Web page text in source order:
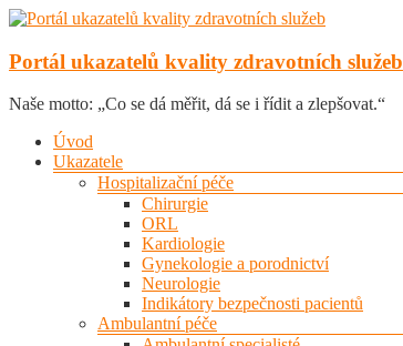
Skip
content
Portál ukazatelů kvality zdravotních služeb
Naše motto: „Co se dá měřit, dá se i řídit a zlepšovat.“
Menu
Úvod
Ukazatele
Hospitalizační péče
Chirurgie
ORL
Kardiologie
Gynekologie a porodnictví
Neurologie
Indikátory bezpečnosti pacientů
Ambulantní péče